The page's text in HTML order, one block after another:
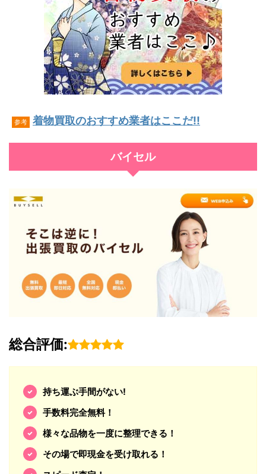
参考 着物買取のおすすめ業者はここだ!!
バイセル
総合評価:
持ち運ぶ手間がない!
手数料完全無料！
様々な品物を一度に整理できる！
その場で即現金を受け取れる！